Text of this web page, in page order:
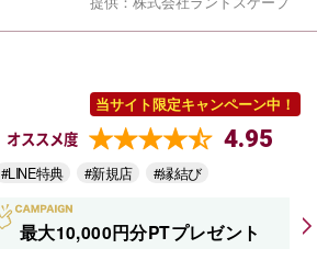
当サイト限定キャンペーン中！
オススメ度 4.95
#LINE特典 #新規店 #縁結び
最大10,000円分PTプレゼント